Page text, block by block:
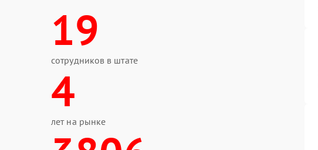
19
сотрудников в штате
4
лет на рынке